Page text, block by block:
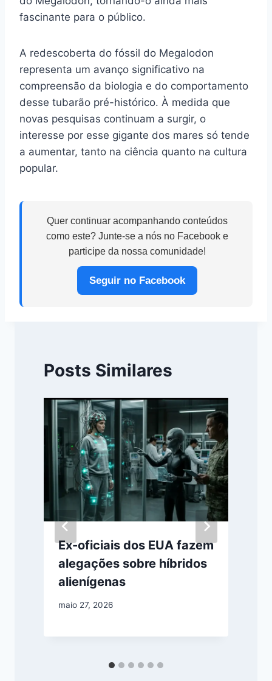
fascinante para o público.
A redescoberta do fóssil do Megalodon
representa um avanço significativo na
compreensão da biologia e do comportamento
desse tubarão pré-histórico. À medida que
novas pesquisas continuam a surgir, o
interesse por esse gigante dos mares só tende
a aumentar, tanto na ciência quanto na cultura
popular.
Quer continuar acompanhando conteúdos
como este? Junte-se a nós no Facebook e
participe da nossa comunidade!
Seguir no Facebook
Posts Similares
Ex-oficiais dos EUA fazem
alegações sobre híbridos
alienígenas
maio 27, 2026